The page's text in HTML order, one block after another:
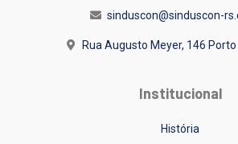
sinduscon@sinduscon-
Rua Augusto Meyer, 146
Institucional
História